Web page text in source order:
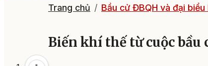
Trang chủ Bầu cử ĐBQH và đại
Biến khí thế từ cuộc